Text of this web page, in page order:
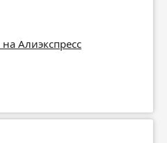
Алиэкспресс